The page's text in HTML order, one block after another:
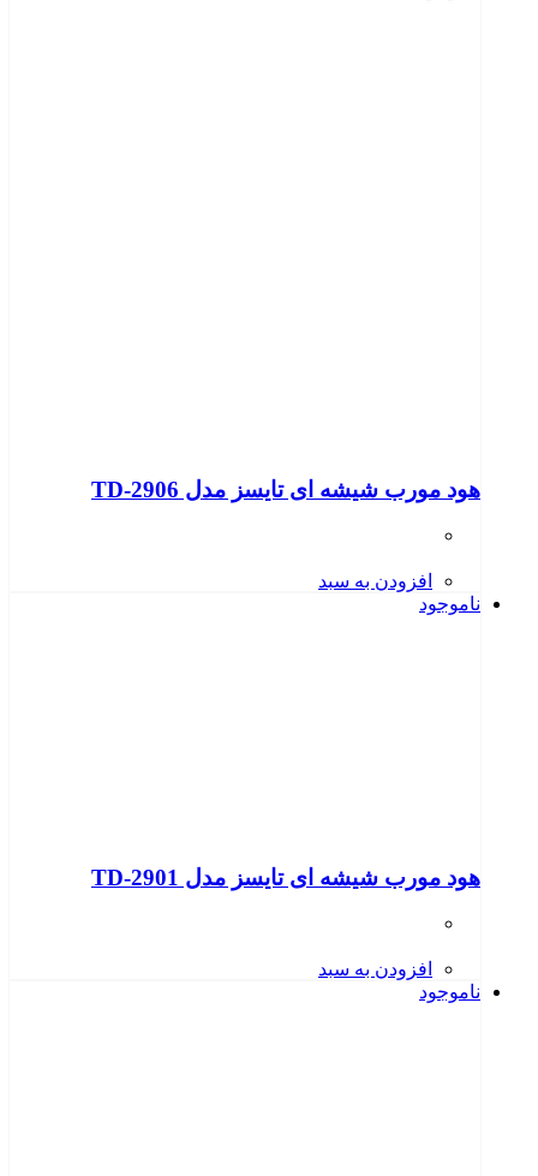
هود مورب شیشه ای تایسز مدل TD-2906
افزودن به سبد
ناموجود
هود مورب شیشه ای تایسز مدل TD-2901
افزودن به سبد
ناموجود